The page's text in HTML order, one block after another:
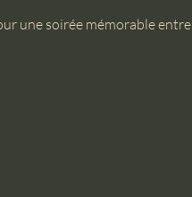
une soirée mémorable entre